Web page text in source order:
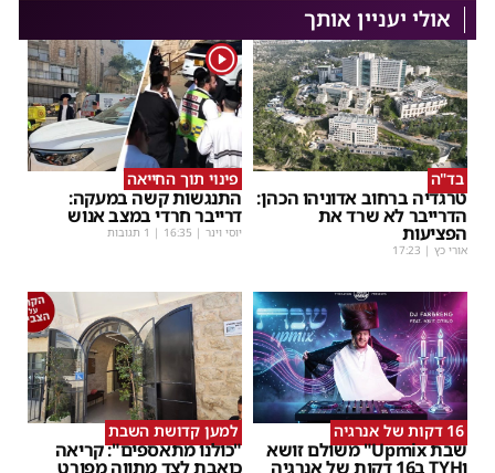
אולי יעניין אותך
בד"ה
טרגדיה ברחוב אדוניהו הכהן:
הדרייבר לא שרד את
הפציעות
אורי כץ |
17:23
1
פינוי תוך החייאה
התנגשות קשה במעקה:
דרייבר חרדי במצב אנוש
יוסי וינר |
16:35 | 1 תגובות
16 דקות של אנרגיה
שבת Upmix" משולם זושא
וTYH ב16 דקות של אנרגיה
למען קדושת השבת
"כולנו מתאספים": קריאה
כואבת לצד מתווה מפורט